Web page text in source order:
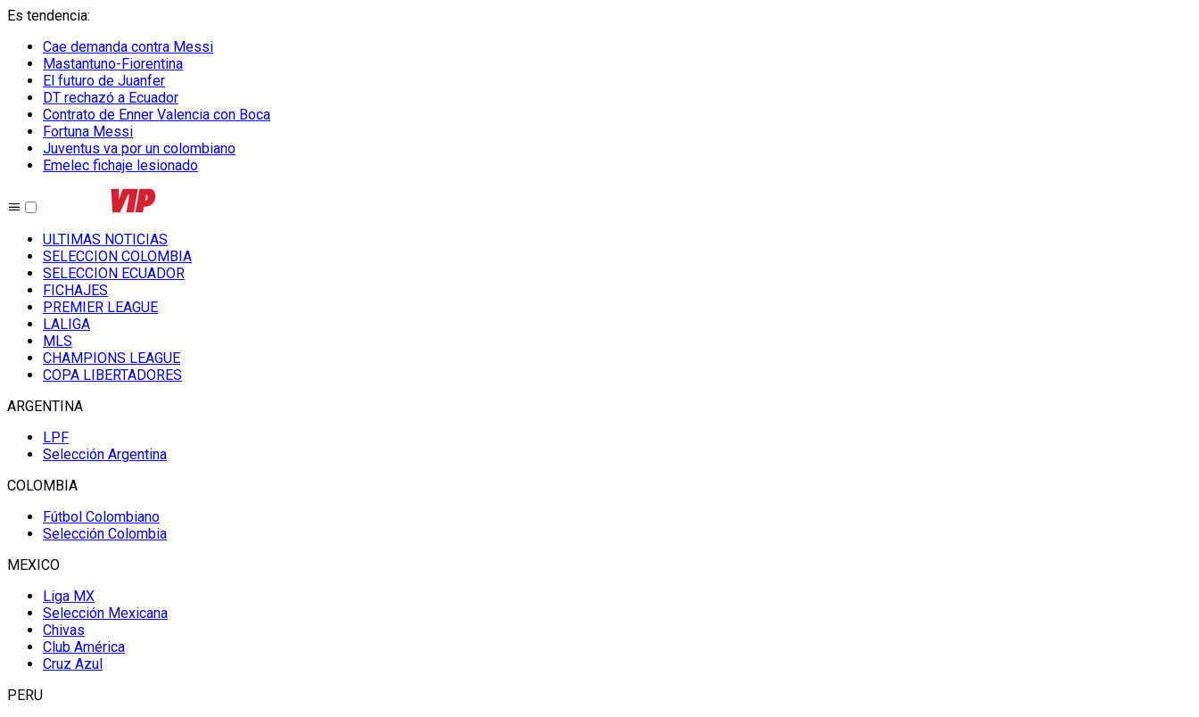
Es tendencia:
Cae demanda contra Messi
Mastantuno-Fiorentina
El futuro de Juanfer
DT rechazó a Ecuador
Contrato de Enner Valencia con Boca
Fortuna Messi
Juventus va por un colombiano
Emelec fichaje lesionado
ULTIMAS NOTICIAS
SELECCION COLOMBIA
SELECCION ECUADOR
FICHAJES
PREMIER LEAGUE
LALIGA
MLS
CHAMPIONS LEAGUE
COPA LIBERTADORES
ARGENTINA
LPF
Selección Argentina
COLOMBIA
Fútbol Colombiano
Selección Colombia
MEXICO
Liga MX
Selección Mexicana
Chivas
Club América
Cruz Azul
PERU